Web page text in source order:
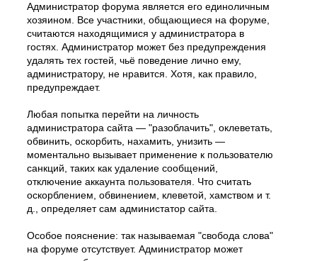
Администратор форума является его единоличным
хозяином. Все участники, общающиеся на форуме,
считаются находящимися у администратора в
гостях. Администратор может без предупреждения
удалять тех гостей, чьё поведение лично ему,
администратору, не нравится. Хотя, как правило,
предупреждает.
Любая попытка перейти на личность
администратора сайта — "разоблачить", оклеветать,
обвинить, оскорбить, нахамить, унизить —
моментально вызывает применение к пользователю
санкций, таких как удаление сообщений,
отключение аккаунта пользователя. Что считать
оскорблением, обвинением, клеветой, хамством и т.
д., определяет сам администатор сайта.
Особое пояснение: так называемая "свобода слова"
на форуме отсутствует. Администратор может